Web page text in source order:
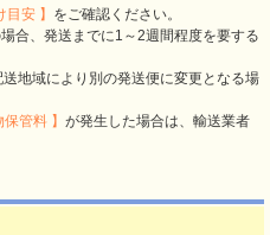
目安 】 をご確認ください。
合、発送までに1～2週間程度を要する
地域により別の発送便に変更となる場
管料 】 が発生した場合は、輸送業者